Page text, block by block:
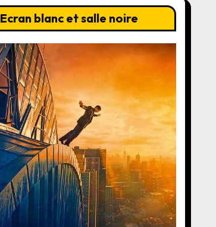
Ecran blanc et salle noire